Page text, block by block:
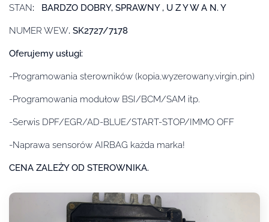
STAN: BARDZO DOBRY, SPRAWNY , U Z Y W A N. Y
NUMER WEW. SK2727/7178
Oferujemy usługi:
-Programowania sterowników (kopia,wyzerowany,virgin,pin)
-Programowania modułow BSI/BCM/SAM itp.
-Serwis DPF/EGR/AD-BLUE/START-STOP/IMMO OFF
-Naprawa sensorów AIRBAG każda marka!
CENA ZALEŻY OD STEROWNIKA.